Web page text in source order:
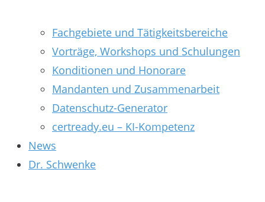
Fachgebiete und Tätigkeitsbereiche
Vorträge, Workshops und Schulungen
Konditionen und Honorare
Mandanten und Zusammenarbeit
Datenschutz-Generator
certready.eu – KI-Kompetenz
News
Dr. Schwenke